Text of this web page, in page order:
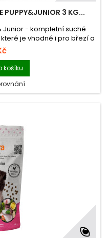
PUPPY&JUNIOR 3 KG...
Junior - kompletní suché
je vhodné i pro březí a
košíku